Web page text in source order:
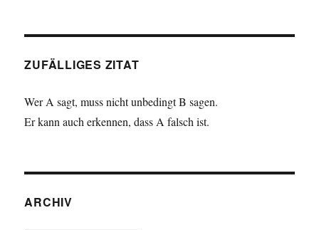
ZUFÄLLIGES ZITAT
Wer A sagt, muss nicht unbedingt B sagen.
Er kann auch erkennen, dass A falsch ist.
ARCHIV